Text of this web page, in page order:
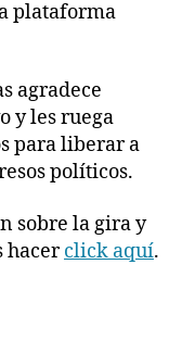
plataforma
agradece
y les ruega
para liberar a
políticos.
sobre la gira y
hacerclick aquí.